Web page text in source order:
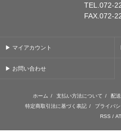
TEL.072-
FAX.072-
▶ マイアカウント
▶ お問い合わせ
ホーム / 支払い方法について / 配
特定商取引法に基づく表記 / プライバ
RSS /